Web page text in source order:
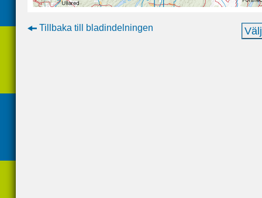
Tillbaka till bladindelningen